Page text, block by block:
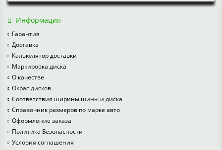
Информация
Гарантия
Доставка
Калькулятор доставки
Маркировка диска
О качестве
Окрас дисков
Соответствия ширины шины и диска
Справочник размеров по марке авто
Оформление заказа
Политика Безопасности
Условия соглашения